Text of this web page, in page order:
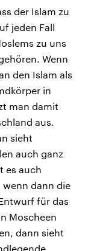
der Islam zu
jeden Fall
zu uns
Wenn
den Islam als
in
man damit
aus.
sieht
auch ganz
es auch
dann die
für das
Moscheen
dann sieht